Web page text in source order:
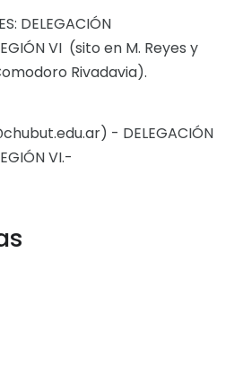
DELEGACIÓN
VI (sito en M. Reyes y
Rivadavia).
- DELEGACIÓN
VI.-